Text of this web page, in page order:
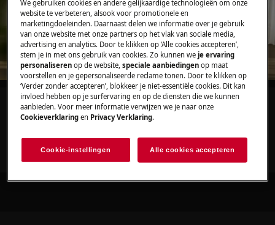
Afdichtingen (Wassen &
Drogen)
Zoek tussen onze ondersteuningsartikelen
We gebruiken cookies en andere gelijkaardige technologieën om onze
website te verbeteren, alsook voor promotionele en
marketingdoeleinden. Daarnaast delen we informatie over je gebruik
van onze website met onze partners op het vlak van sociale media,
advertising en analytics. Door te klikken op ‘Alle cookies accepteren’,
stem je in met ons gebruik van cookies. Zo kunnen weje ervaring
personaliseren op de website,speciale aanbiedingen op maat
voorstellen en je gepersonaliseerde reclame tonen. Door te klikken op
‘Verder zonder accepteren’, blokkeer je niet-essentiële cookies. Dit kan
invloed hebben op je surfervaring en op de diensten die we kunnen
aanbieden. Voor meer informatie verwijzen we je naar onze
Cookieverklaring en Privacy Verklaring.
Cookie-instellingen Alle cookies accepteren